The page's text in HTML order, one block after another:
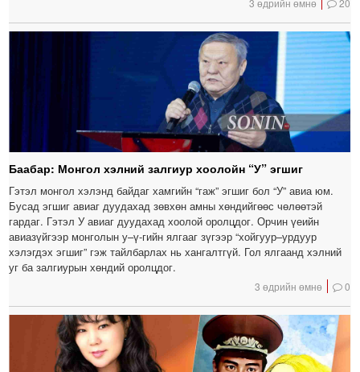
Баабар: Монгол хэлний залгиур хоолойн “У” эгшиг
Гэтэл монгол хэлэнд байдаг хамгийн “гаж” эгшиг бол “У” авиа юм.
Бусад эгшиг авиаг дуудахад зөвхөн амны хөндийгөөс чөлөөтэй
гардаг. Гэтэл У авиаг дуудахад хоолой оролцдог. Орчин үеийн
авиазүйгээр монголын у–ү-гийн ялгааг зүгээр “хойгуур–урдуур
хэлэгдэх эгшиг” гэж тайлбарлах нь хангалтгүй. Гол ялгаанд хэлний
уг ба залгиурын хөндий оролцдог.
3 өдрийн өмнө 0